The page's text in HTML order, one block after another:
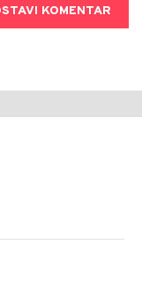
KOMENTAR